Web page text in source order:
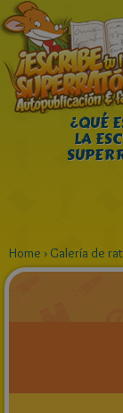
¿QUÉ
LA
Home › Galería de